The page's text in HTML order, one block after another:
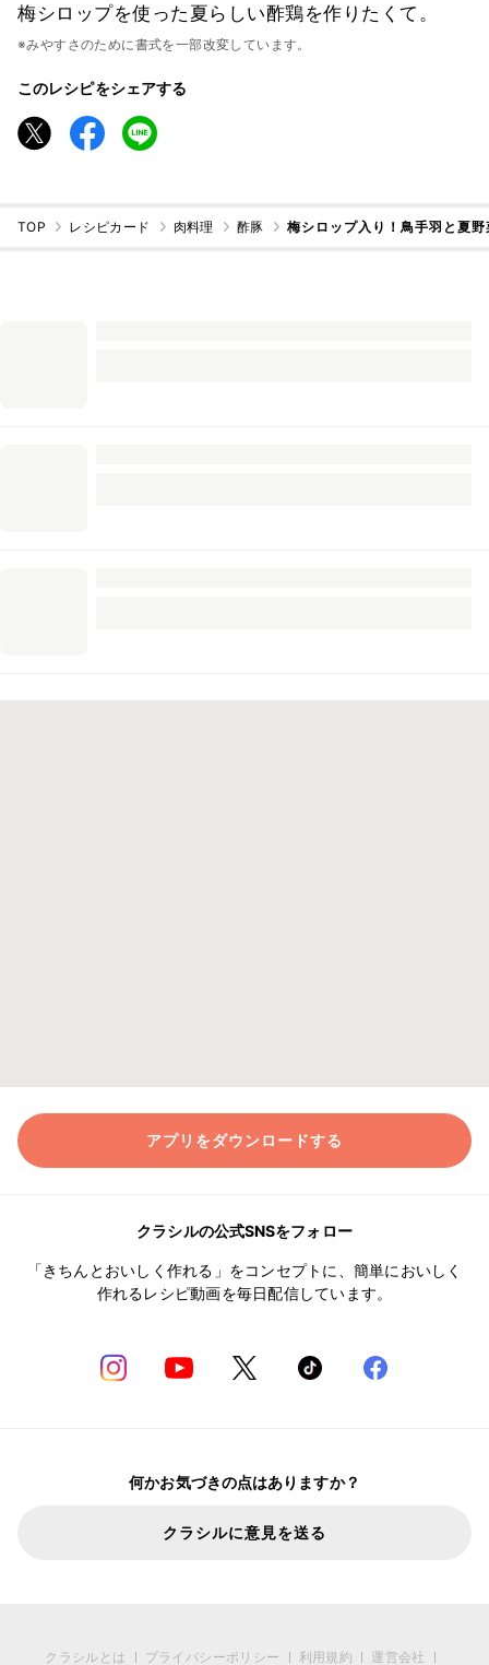
梅シロップを使った夏らしい酢鶏を作りたくて。
※みやすさのために書式を一部改変しています。
このレシピをシェアする
TOP レシピカード 肉料理 酢豚 梅シロップ入り！鳥手羽と夏
アプリをダウンロードする
クラシルの公式SNSをフォロー
「きちんとおいしく作れる」をコンセプトに、簡単においしく
作れるレシピ動画を毎日配信しています。
何かお気づきの点はありますか？
クラシルに意見を送る
クラシルとは プライバシーポリシー 利用規約 運営会社